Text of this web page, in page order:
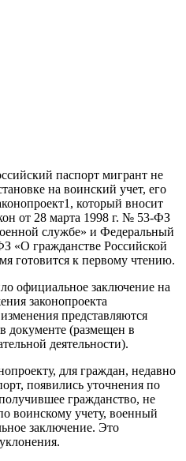
паспорт мигрант не
на воинский учет, его
который вносит
от 28 марта 1998 г. № 53-ФЗ
службе» и Федеральный
«О гражданстве Российской
готовится к первому чтению.
официальное заключение на
законопроекта
представляются
документе (размещен в
деятельности).
для граждан, недавно
появились уточнения по
гражданство, не
воинскому учету, военный
заключение. Это